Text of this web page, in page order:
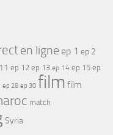
en ligne ep 1 ep 2
ep 12 ep 13 ep 14 ep 15 ep
ep 28 ep 30 film film
match
Syria